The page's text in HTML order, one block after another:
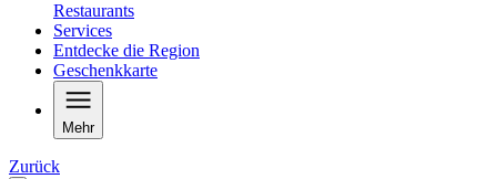
Restaurants
Services
Entdecke die Region
Geschenkkarte
Mehr
Zurück